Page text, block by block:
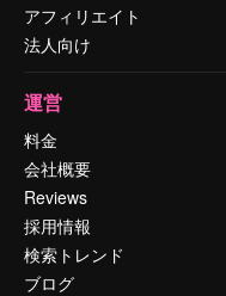
アフィリエイト
法人向け
運営
料金
会社概要
Reviews
採用情報
検索トレンド
ブログ